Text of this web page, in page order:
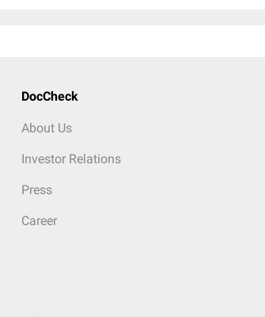
DocCheck
About Us
Investor Relations
Press
Career